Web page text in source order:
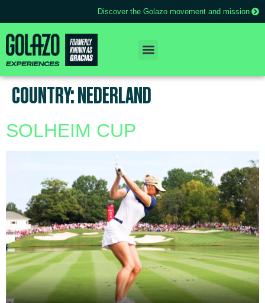
Discover the Golazo movement and mission
COUNTRY:NEDERLAND
SOLHEIM CUP